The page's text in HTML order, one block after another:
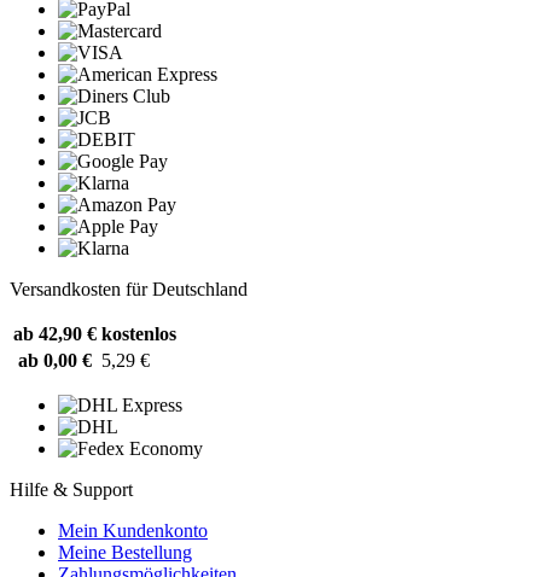
Versandkosten für Deutschland
ab 42,90 € kostenlos
ab 0,00 € 5,29 €
Hilfe & Support
Mein Kundenkonto
Meine Bestellung